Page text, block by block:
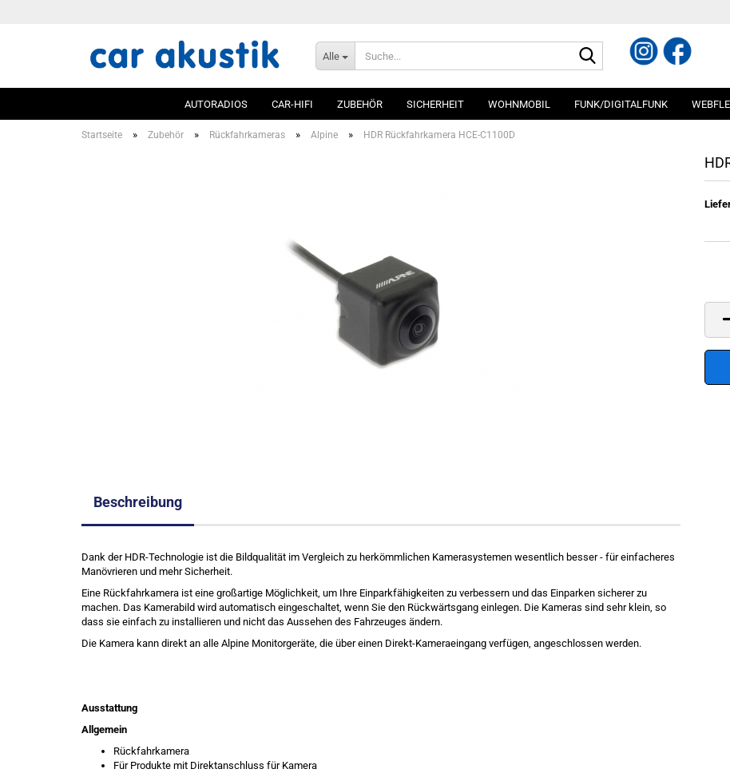
Alle
Suche...
AUTORADIOS CAR-HIFI ZUBEHÖR SICHERHEIT WOHNMOBIL FUNK/DIGITALFUNK
Startseite » Zubehör » Rückfahrkameras » Alpine » HDR Rückfahrkamera HCE-C1100D
Beschreibung
Dank der HDR-Technologie ist die Bildqualität im Vergleich zu herkömmlichen Kamerasystemen wesentlich besser - für einfacheres
Manövrieren und mehr Sicherheit.
Eine Rückfahrkamera ist eine großartige Möglichkeit, um Ihre Einparkfähigkeiten zu verbessern und das Einparken sicherer zu
machen. Das Kamerabild wird automatisch eingeschaltet, wenn Sie den Rückwärtsgang einlegen. Die Kameras sind sehr klein, so
dass sie einfach zu installieren und nicht das Aussehen des Fahrzeuges ändern.
Die Kamera kann direkt an alle Alpine Monitorgeräte, die über einen Direkt-Kameraeingang verfügen, angeschlossen werden.
Ausstattung
Allgemein
Rückfahrkamera
Für Produkte mit Direktanschluss für Kamera